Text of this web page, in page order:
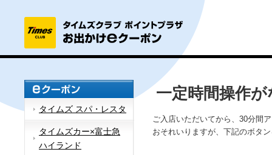
タイムズ スパ・レスタ
タイムズカー×富士急
ハイランド
一定時間操作
ご入店いただいてから、30分間
おそれいりますが、下記のボタ